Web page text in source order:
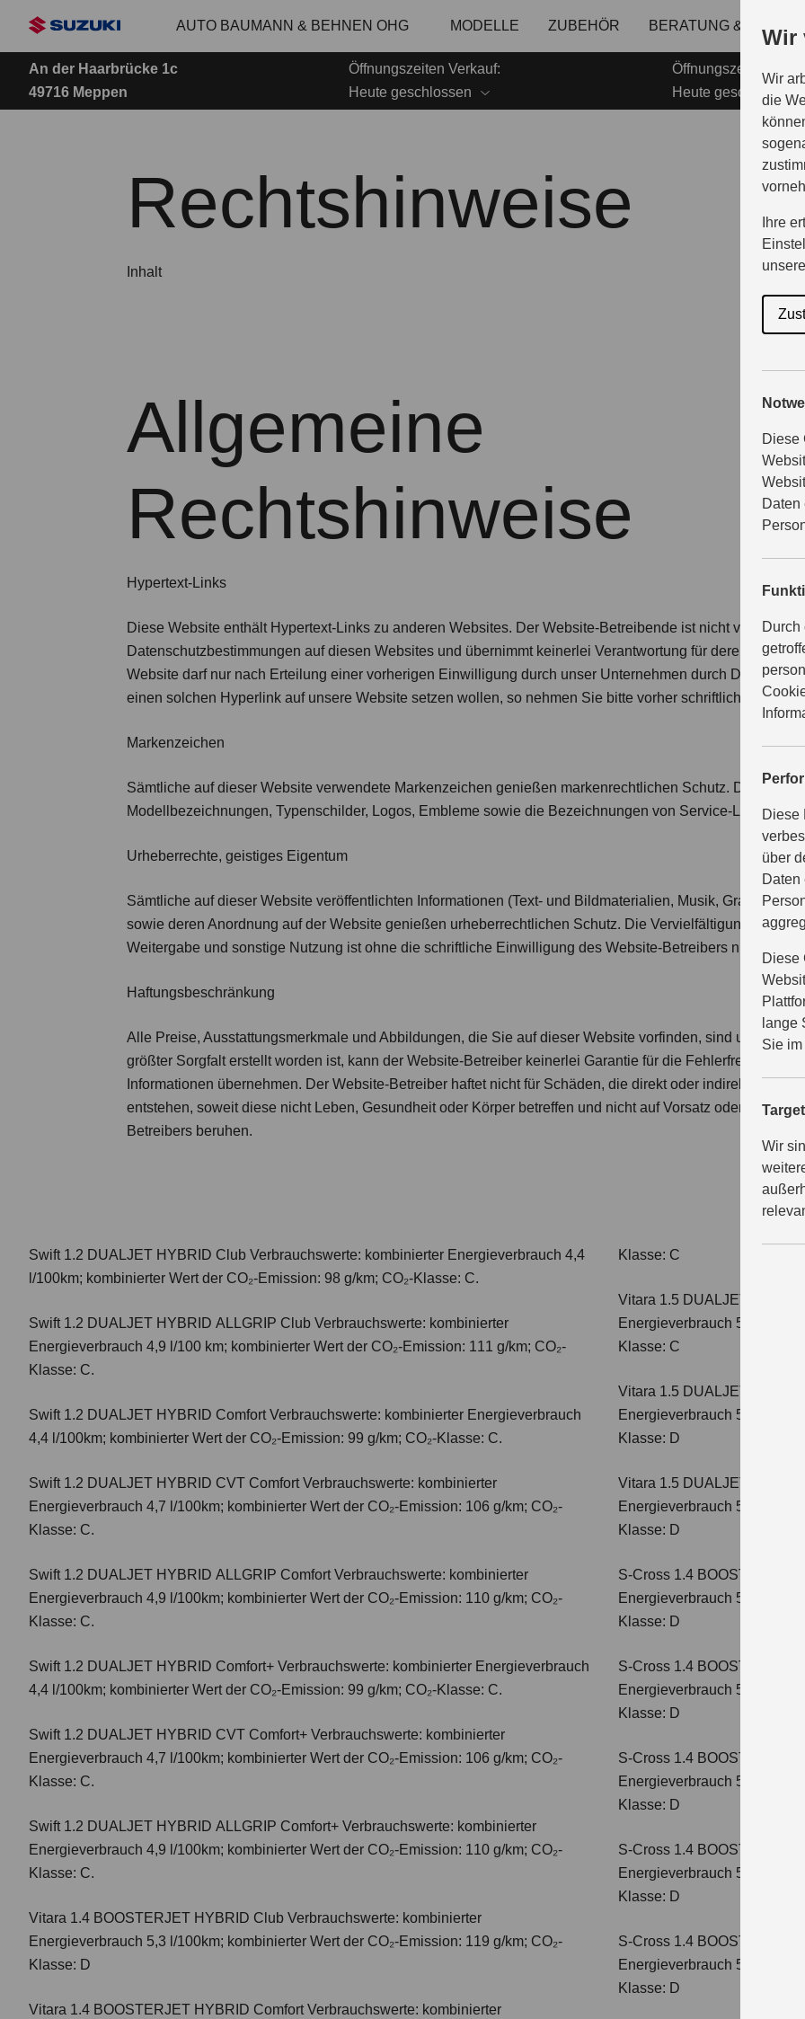
Wir
Wir
die
Ihre
Diese
Daten
Durch
Diese
über
Daten
Diese
lange
Sie
Wir
Hauptinhalt
AUTO BAUMANN & BEHNEN OHG MODELLE ZUBEHÖR BERATUNG & KAUF
An der Haarbrücke 1c
49716 Meppen
Öffnungszeiten Verkauf:
Heute geschlossen
Öffnungszeiten
Heute geschlossen
Rechtshinweise
Inhalt
Allgemeine
Rechtshinweise
Hypertext-Links
Diese Website enthält Hypertext-Links zu anderen Websites. Der Website-Betreibende ist nicht
Datenschutzbestimmungen auf diesen Websites und übernimmt keinerlei Verantwortung für deren Inhalt.
Website darf nur nach Erteilung einer vorherigen Einwilligung durch unser Unternehmen durch Dritte
einen solchen Hyperlink auf unsere Website setzen wollen, so nehmen Sie bitte vorher schriftlich Kontakt
Markenzeichen
Sämtliche auf dieser Website verwendete Markenzeichen genießen markenrechtlichen Schutz. Dies gilt
Modellbezeichnungen, Typenschilder, Logos, Embleme sowie die Bezeichnungen von Service-
Urheberrechte, geistiges Eigentum
Sämtliche auf dieser Website veröffentlichten Informationen (Text- und Bildmaterialien, Musik, Grafiken,
sowie deren Anordnung auf der Website genießen urheberrechtlichen Schutz. Die Vervielfältigung,
Weitergabe und sonstige Nutzung ist ohne die schriftliche Einwilligung des Website-Betreibers nicht
Haftungsbeschränkung
Alle Preise, Ausstattungsmerkmale und Abbildungen, die Sie auf dieser Website vorfinden, sind
größter Sorgfalt erstellt worden ist, kann der Website-Betreiber keinerlei Garantie für die Fehlerfreiheit der
Informationen übernehmen. Der Website-Betreiber haftet nicht für Schäden, die direkt oder indirekt aus der
entstehen, soweit diese nicht Leben, Gesundheit oder Körper betreffen und nicht auf Vorsatz oder grober
Betreibers beruhen.
Swift 1.2 DUALJET HYBRID Club Verbrauchswerte: kombinierter Energieverbrauch 4,4
l/100km; kombinierter Wert der CO₂-Emission: 98 g/km; CO₂-Klasse: C.
Swift 1.2 DUALJET HYBRID ALLGRIP Club Verbrauchswerte: kombinierter
Energieverbrauch 4,9 l/100 km; kombinierter Wert der CO₂-Emission: 111 g/km; CO₂-
Klasse: C.
Swift 1.2 DUALJET HYBRID ComfortVerbrauchswerte: kombinierter Energieverbrauch
4,4 l/100km; kombinierter Wert der CO₂-Emission: 99 g/km; CO₂-Klasse: C.
Swift 1.2 DUALJET HYBRID CVT ComfortVerbrauchswerte: kombinierter
Energieverbrauch 4,7 l/100km; kombinierter Wert der CO₂-Emission: 106 g/km; CO₂-
Klasse: C.
Swift 1.2 DUALJET HYBRID ALLGRIP ComfortVerbrauchswerte: kombinierter
Energieverbrauch 4,9 l/100km; kombinierter Wert der CO₂-Emission: 110 g/km; CO₂-
Klasse: C.
Swift 1.2 DUALJET HYBRID Comfort+ Verbrauchswerte: kombinierter Energieverbrauch
4,4 l/100km; kombinierter Wert der CO₂-Emission: 99 g/km; CO₂-Klasse: C.
Swift 1.2 DUALJET HYBRID CVT Comfort+ Verbrauchswerte: kombinierter
Energieverbrauch 4,7 l/100km; kombinierter Wert der CO₂-Emission: 106 g/km; CO₂-
Klasse: C.
Swift 1.2 DUALJET HYBRID ALLGRIP Comfort+ Verbrauchswerte: kombinierter
Energieverbrauch 4,9 l/100km; kombinierter Wert der CO₂-Emission: 110 g/km; CO₂-
Klasse: C.
Vitara 1.4 BOOSTERJET HYBRID Club Verbrauchswerte: kombinierter
Energieverbrauch 5,3 l/100km; kombinierter Wert der CO₂-Emission: 119 g/km; CO₂-
Klasse: D
Vitara 1.4 BOOSTERJET HYBRID ComfortVerbrauchswerte: kombinierter
Klasse: C
Vitara 1.5 DUALJET
Energieverbrauch 5,0 l/
Klasse: C
Vitara 1.5 DUALJET
Energieverbrauch 5,6 l/
Klasse: D
Vitara 1.5 DUALJET
Energieverbrauch 5,6 l/
Klasse: D
S-Cross 1.4 BOOSTERJET
Energieverbrauch 5,4 l/100
Klasse: D
S-Cross 1.4 BOOSTERJET
Energieverbrauch 5,4 l/100
Klasse: D
S-Cross 1.4 BOOSTERJET
Energieverbrauch 5,8 l/100
Klasse: D
S-Cross 1.4 BOOSTERJET
Energieverbrauch 5,6 l/100
Klasse: D
S-Cross 1.4 BOOSTERJET
Energieverbrauch 5,7 l/100
Klasse: D